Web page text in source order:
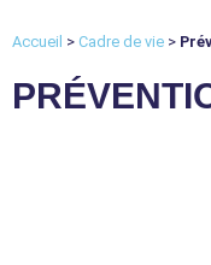
Accueil > Cadre de vie >